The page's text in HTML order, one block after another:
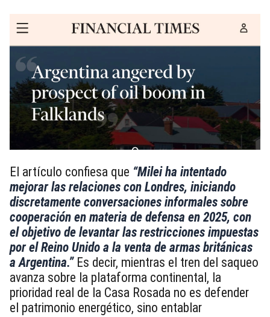
El artículo confiesa que “Milei ha intentado
mejorar las relaciones con Londres, iniciando
discretamente conversaciones informales sobre
cooperación en materia de defensa en 2025, con
el objetivo de levantar las restricciones impuestas
por el Reino Unido a la venta de armas británicas
a Argentina.”Es decir, mientras el tren del saqueo
avanza sobre la plataforma continental, la
prioridad real de la Casa Rosada no es defender
el patrimonio energético, sino entablar